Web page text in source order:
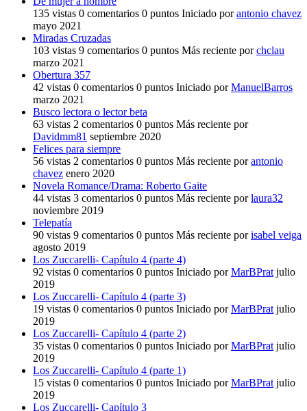
135 vistas 0 comentarios 0 puntos Iniciado porantonio chavez
mayo 2021
Miradas Cruzadas
103 vistas 9 comentarios 0 puntos Más reciente porchclau
marzo 2021
Obertura 357
42 vistas 0 comentarios 0 puntos Iniciado porManuelBarros
marzo 2021
Busco lectora o lector beta
63 vistas 2 comentarios 0 puntos Más reciente por
Davidmm81 septiembre 2020
Felices para siempre
56 vistas 2 comentarios 0 puntos Más reciente porantonio
chavez enero 2020
Novela Romance/Drama: Roberto Gaite
44 vistas 3 comentarios 0 puntos Más reciente porlaura32
noviembre 2019
Telepatía
90 vistas 9 comentarios 0 puntos Más reciente porisabel veiga
agosto 2019
Los Zuccarelli- Capítulo 4 (parte 4)
92 vistas 0 comentarios 0 puntos Iniciado porMarBPrat julio
2019
Los Zuccarelli- Capítulo 4 (parte 3)
19 vistas 0 comentarios 0 puntos Iniciado porMarBPrat julio
2019
Los Zuccarelli- Capítulo 4 (parte 2)
35 vistas 0 comentarios 0 puntos Iniciado porMarBPrat julio
2019
Los Zuccarelli- Capítulo 4 (parte 1)
15 vistas 0 comentarios 0 puntos Iniciado porMarBPrat julio
2019
Los Zuccarelli- Capítulo 3